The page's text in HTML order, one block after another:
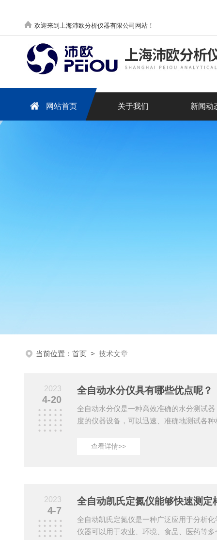
欢迎来到上海沛欧分析仪器有限公司网站！
网站首页 关于我们 新闻动
当前位置： 首页 > 技术文章
2023
4-20
全自动水分仪具有哪些优点呢？
全自动水分仪是一种高效准确的水分测试
度的仪器设备，可以迅速、准确地测试各
定测试参数并启动测试程序，仪器将自动
定性。具体来...
查看详情>>
2023
4-7
全自动凯氏定氮仪能够快速测定
全自动凯氏定氮仪是一种广泛应用于分析
仪器可以用于农业、环境、食品、医药等